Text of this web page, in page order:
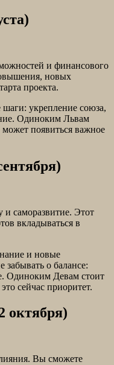
и финансового
новых
проекта.
укрепление союза,
Одиноким Львам
появиться важное
и саморазвитие. Этот
вкладываться в
и новые
о балансе:
Одиноким Девам стоит
сейчас приоритет.
октября)
Вы сможете